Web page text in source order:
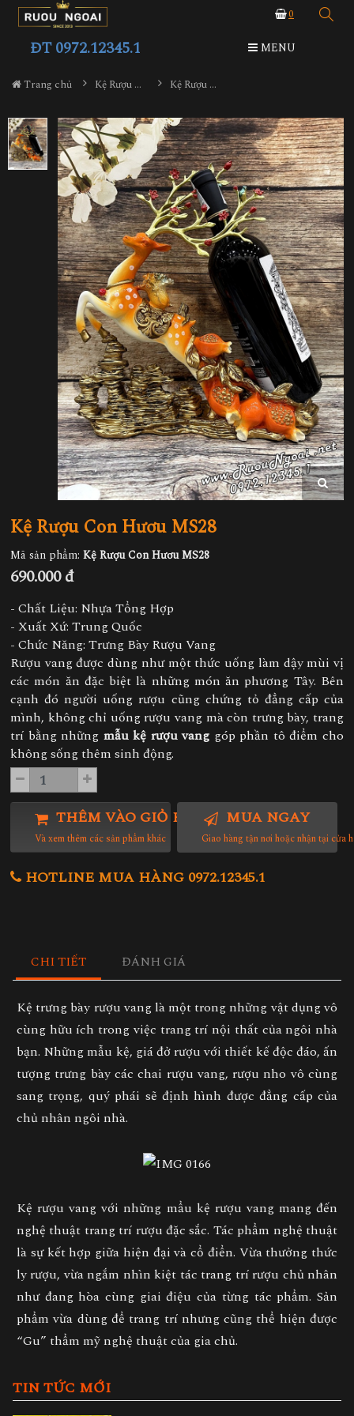
0
ĐT 0972.12345.1 MENU
Trang chủ Kệ Rượu Siêu Đẹp Kệ Rượu Con Hươu MS28
Kệ Rượu Con Hươu MS28
Mã sản phẩm: Kệ Rượu Con Hươu MS28
690.000 đ
- Chất Liệu: Nhựa Tổng Hợp
- Xuất Xứ: Trung Quốc
- Chức Năng: Trưng Bày Rượu Vang
Rượu vang được dùng như một thức uống làm dậy mùi vị
các món ăn đặc biệt là những món ăn phương Tây. Bên
cạnh đó người uống rượu cũng chứng tỏ đẳng cấp của
mình, không chỉ uống rượu vang mà còn trưng bày, trang
trí bằng những mẫu kệ rượu vang góp phần tô điểm cho
không sống thêm sinh động.
THÊM VÀO GIỎ HÀNG
Và xem thêm các sản phẩm khác
MUA NGAY
Giao hàng tận nơi hoặc nhận tại cửa
HOTLINE MUA HÀNG 0972.12345.1
CHI TIẾT ĐÁNH GIÁ
Kệ trưng bày rượu vanglà một trong những vật dụng vô
cùng hữu ích trong việc trang trí nội thất của ngôi nhà
bạn. Những mẫu kệ, giá đở rượu với thiết kế độc đáo, ấn
tượng trưng bày các chai rượu vang, rượu nho vô cùng
sang trọng, quý phái sẽ định hình được đẳng cấp của
chủ nhân ngôi nhà.
Kệ rượu vang với những mẩu kệ rượu vang mang đến
nghệ thuật trang trí rượu đặc sắc. Tác phẩm nghệ thuật
là sự kết hợp giữa hiện đại và cổ điển. Vừa thưởng thức
ly rượu, vừa ngắm nhìn kiệt táctrang trí rượu chủ nhân
như đang hòa cùng giai điệu của từng tác phẩm. Sản
phẩm vừa dùng để trang trí nhưng cũng thể hiện được
“Gu” thẩm mỹ nghệ thuật của gia chủ.
TIN TỨC MỚI